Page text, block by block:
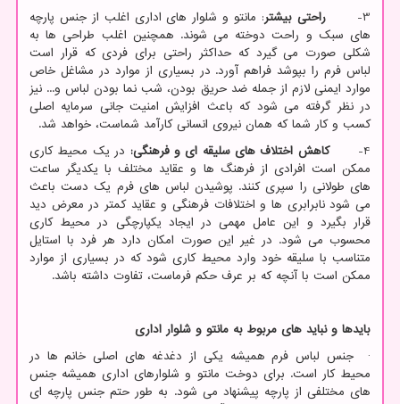
3-
راحتی بیشتر: مانتو و شلوار های اداری اغلب از جنس پارچه
های سبک و راحت دوخته می شوند. همچنین اغلب طراحی ها به
شکلی صورت می گیرد که حداکثر راحتی برای فردی که قرار است
لباس فرم را بپوشد فراهم آورد. در بسیاری از موارد در مشاغل خاص
موارد ایمنی لازم از جمله ضد حریق بودن، شب نما بودن لباس و... نیز
در نظر گرفته می شود که باعث افزایش امنیت جانی سرمایه اصلی
کسب و کار شما که همان نیروی انسانی کارآمد شماست، خواهد شد.
4-
کاهش اختلاف های سلیقه ای و فرهنگی: در یک محیط کاری
ممکن است افرادی از فرهنگ ها و عقاید مختلف با یکدیگر ساعت
های طولانی را سپری کنند. پوشیدن لباس های فرم یک دست باعث
می شود نابرابری ها و اختلافات فرهنگی و عقاید کمتر در معرض دید
قرار بگیرد و این عامل مهمی در ایجاد یکپارچگی در محیط کاری
محسوب می شود. در غیر این صورت امکان دارد هر فرد با استایل
متناسب با سلیقه خود وارد محیط کاری شود که در بسیاری از موارد
ممکن است با آنچه که بر عرف حکم فرماست، تفاوت داشته باشد.
بایدها و نباید های مربوط به مانتو و شلوار اداری
· جنس لباس فرم همیشه یکی از دغدغه های اصلی خانم ها در
محیط کار است. برای دوخت مانتو و شلوارهای اداری همیشه جنس
های مختلفی از پارچه پیشنهاد می شود. به طور حتم جنس پارچه ای